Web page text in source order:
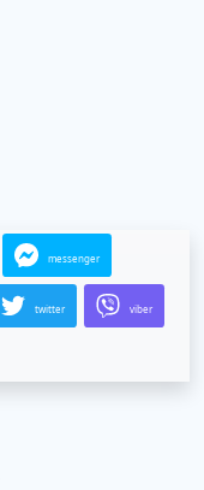
messenger
twitter viber